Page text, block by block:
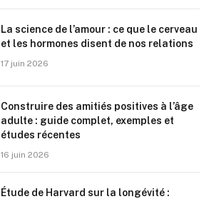
La science de l’amour : ce que le cerveau
et les hormones disent de nos relations
17 juin 2026
Construire des amitiés positives à l’âge
adulte : guide complet, exemples et
études récentes
16 juin 2026
Étude de Harvard sur la longévité :